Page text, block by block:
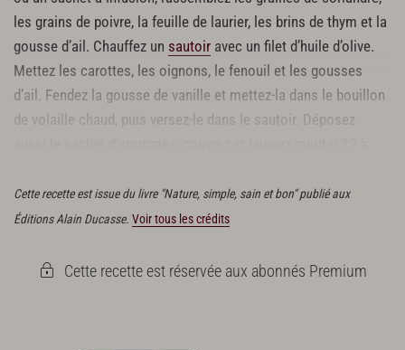
les grains de poivre, la feuille de laurier, les brins de thym et la
gousse d’ail. Chauffez un sautoir avec un filet d’huile d’olive.
Mettez les carottes, les oignons, le fenouil et les gousses
d’ail. Fendez la gousse de vanille et mettez-la dans le bouillon
de volaille chaud, puis versez-le dans le sautoir. Déposez
Cette recette est issue du livre "Nature, simple, sain et bon" publié aux
Éditions Alain Ducasse. Voir tous les crédits
Cette recette est réservée aux abonnés Premium